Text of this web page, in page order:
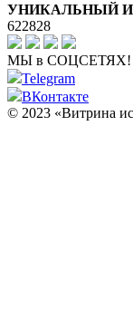
УНИКАЛЬНЫЙ
622828
МЫ в СОЦСЕТЯХ!
Telegram
ВКонтакте
© 2023 «Витрина